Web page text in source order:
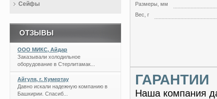
Размеры, мм
Вес, г
ГАРАНТИИ
Наша компания
Сейфы
ОТЗЫВЫ
ООО МИКС, Айдар
Заказывали холодильное
оборудование в Стерлитамак...
Айгуля, г. Кумертау
Давно искали надежную компанию в
Башкирии. Спасиб...